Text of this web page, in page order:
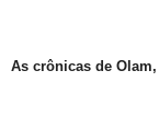
As crônicas de